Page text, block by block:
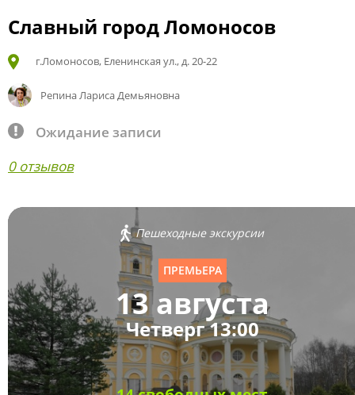
Славный город Ломоносов
г.Ломоносов, Еленинская ул., д. 20-22
Репина Лариса Демьяновна
Ожидание записи
0 отзывов
Пешеходные экскурсии
ПРЕМЬЕРА
13 августа
Четверг 13:00